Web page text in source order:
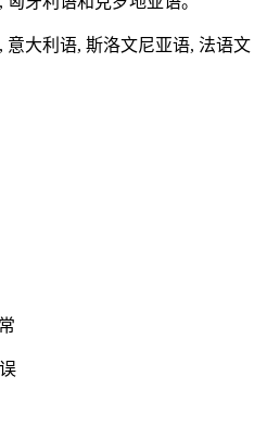
意大利语, 斯洛文尼亚语, 法语文